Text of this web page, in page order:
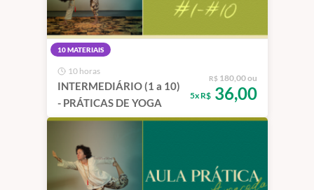
10 MATERIAIS
10 horas
INTERMEDIÁRIO (1 a 10)
- PRÁTICAS DE YOGA
R$ 180,00 ou
5x R$36,00